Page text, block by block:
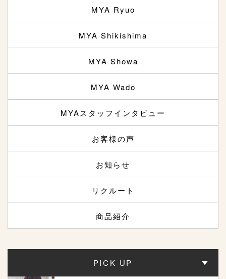
MYA Ryuo
MYA Shikishima
MYA Showa
MYA Wado
MYAスタッフインタビュー
お客様の声
お知らせ
リクルート
商品紹介
PICK UP